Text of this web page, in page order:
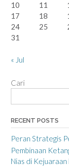
10
11
17
18
24
25
31
« Jul
Cari
RECENT POSTS
Peran Strategis
Pembinaan
Nias di